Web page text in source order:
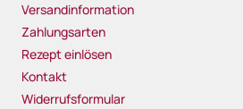
Versandinformation
Zahlungsarten
Rezept einlösen
Kontakt
Widerrufsformular